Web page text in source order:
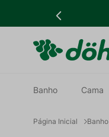
Banho Cama
Banho